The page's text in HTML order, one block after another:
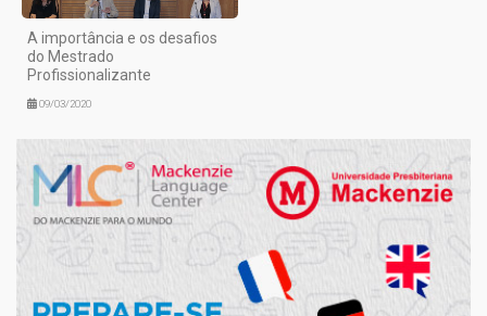
A importância e os desafios
do Mestrado
Profissionalizante
09/03/2020